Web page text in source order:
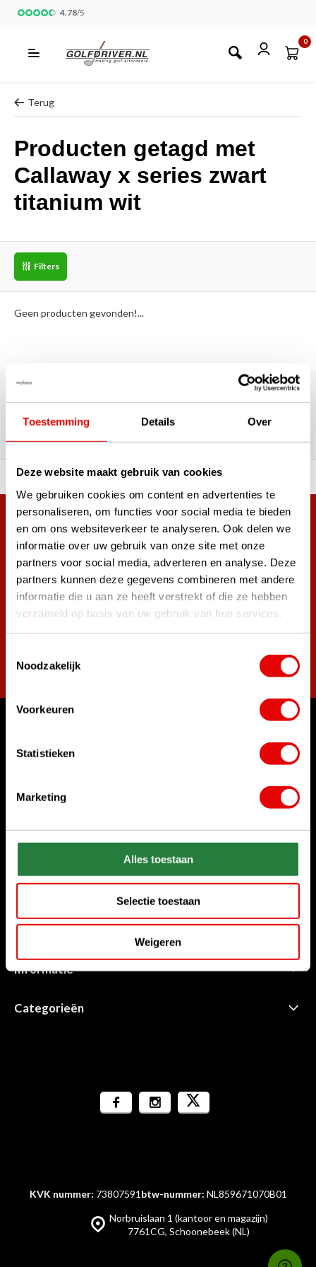
Toestemming Details Over
Deze website maakt gebruik van cookies
We gebruiken cookies om content en advertenties te
personaliseren, om functies voor social media te bieden
en om ons websiteverkeer te analyseren. Ook delen we
informatie over uw gebruik van onze site met onze
partners voor social media, adverteren en analyse. Deze
partners kunnen deze gegevens combineren met andere
informatie die u aan ze heeft verstrekt of die ze hebben
verzameld op basis van uw gebruik van hun services.
Noodzakelijk
Voorkeuren
Statistieken
Marketing
Alles toestaan
Selectie toestaan
Weigeren
4.78/5
0
Terug
Producten getagd met
Callaway x series zwart
titanium wit
Filters
Geen producten gevonden!...
180.000+ Klanten | 5.000+ Reviews | Trusted Shops, TrustPilot,
Reviews: Onze klanten aan het
woord
A-merken! Vóór 15:00 besteld,
Meer dan 38.000 klanten hebben zich al
aangemeld.
Word ook lid van de nieuwsbrief en mis nooit meer de beste
golf aanbiedingen!
Stuur ons een e-mail
sales@golfdriver.nl
Klantenservice
Informatie
Categorieën
Norbruislaan 1 (kantoor en magazijn)
7761CG, Schoonebeek (NL)
KVK nummer: 73807591 btw-nummer: NL859671070B01